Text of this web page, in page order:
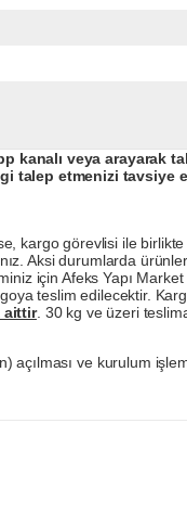
kanalı veya arayarak
talep etmenizi tavsiye
kargo görevlisi ile
Aksi durumlarda
için Afeks Yapı
teslim edilecektir.
aittir. 30 kg ve üzeri
ve kurulum